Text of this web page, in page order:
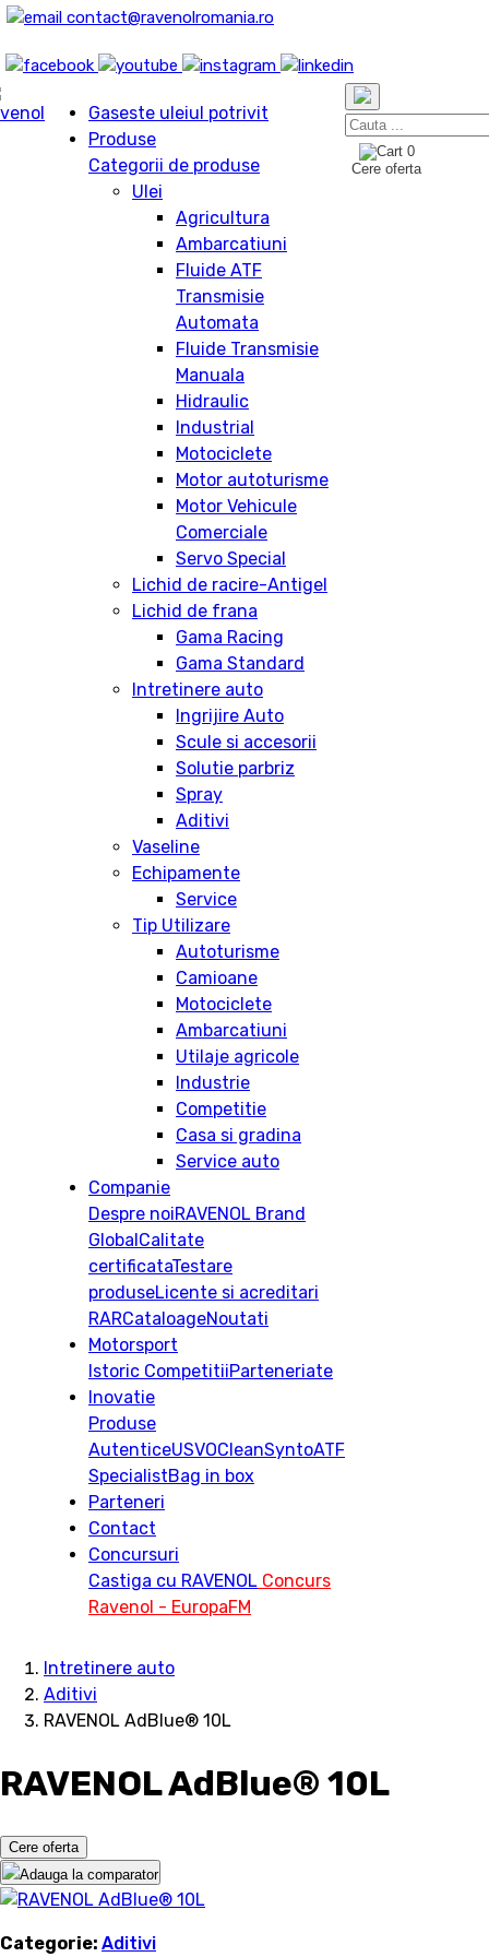
contact@ravenolromania.ro
Gaseste uleiul potrivit
Produse
Categorii de produse
Ulei
Agricultura
Ambarcatiuni
Fluide ATF
Transmisie
Automata
Fluide Transmisie
Manuala
Hidraulic
Industrial
Motociclete
Motor autoturisme
Motor Vehicule
Comerciale
Servo Special
Lichid de racire-Antigel
Lichid de frana
Gama Racing
Gama Standard
Intretinere auto
Ingrijire Auto
Scule si accesorii
Solutie parbriz
Spray
Aditivi
Vaseline
Echipamente
Service
Tip Utilizare
Autoturisme
Camioane
Motociclete
Ambarcatiuni
Utilaje agricole
Industrie
Competitie
Casa si gradina
Service auto
Companie
Despre noiRAVENOL Brand
GlobalCalitate
certificataTestare
produseLicente si acreditari
RARCataloageNoutati
Motorsport
Istoric CompetitiiParteneriate
Inovatie
Produse
AutenticeUSVOCleanSyntoATF
SpecialistBag in box
Parteneri
Contact
Concursuri
Castiga cu RAVENOL Concurs
Ravenol - EuropaFM
0
Cere oferta
Intretinere auto
Aditivi
RAVENOL AdBlue® 10L
RAVENOL AdBlue® 10L
Cere oferta
Adauga la comparator
Categorie: Aditivi